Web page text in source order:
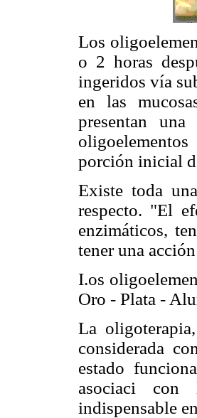
Los
o 2 horas
ingeridos vía
en las
presentan
porción inicial
Existe toda
respecto. "El
enzimáticos,
tener una
I.os
Oro - Plata -
La
considerada
estado
asociaci con
indispensable